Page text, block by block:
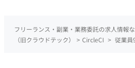
フリーランス・副業・業務委託の求人情報
（旧クラウドテック）
> CircleCI > 従業員